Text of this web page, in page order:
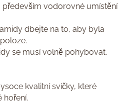
vodorovné umístění
dbejte na to, aby byla
se musí volně pohybovat.
kvalitní svíčky, které
hoření.